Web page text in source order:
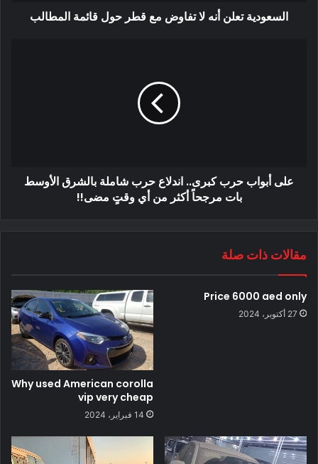
السعودية تعلن أنه لا تفاوض مع قطر حول قائمة المطالب
على أبواب حرب كبرى.. اندلاع حرب شاملة بالشرق الأوسط
بات مرجحاً أكثر من أي وقتٍ مضى!!
مقالات ذات صلة
Price 6000 aed only
27 أكتوبر، 2024
Why used American corolla
vip very cheap
14 فبراير، 2024